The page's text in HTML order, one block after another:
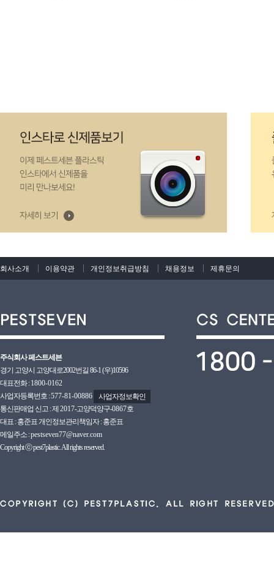
회사소개 이용약관 개인정보취급방침 채용정보 제휴문의
주식회사 페스트세븐
경기 고양시 고양대로2002번길 86-1 (우)10596
대표전화 :1800-0162
사업자등록번호 :577-81-00886
사업자정보확인
통신판매업 신고 : 제 2017-고양덕양구-0867호
대표 : 홍준표 개인정보관리책임자 : 홍준표
메일주소 :pestseven77@naver.com
Copyright ⓒ pest7plastic. All rights reserved.